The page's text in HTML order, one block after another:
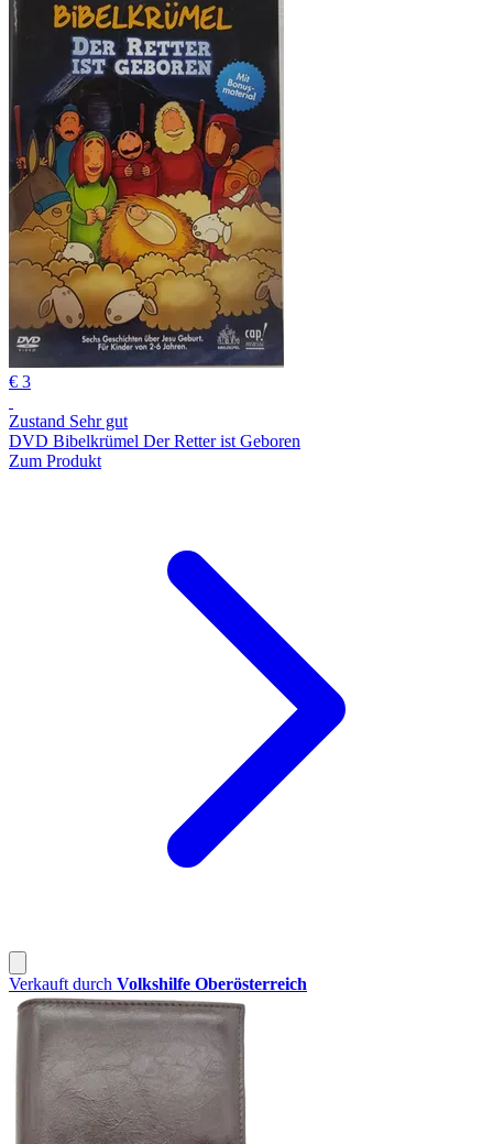
€ 3
Zustand Sehr gut
DVD Bibelkrümel Der Retter ist Geboren
Zum Produkt
Verkauft durch Volkshilfe Oberösterreich